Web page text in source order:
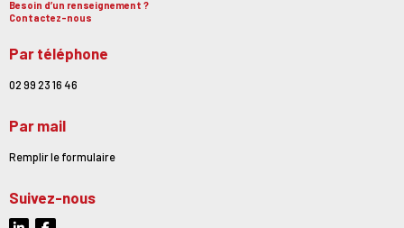
Besoin d’un renseignement ?
Contactez-nous
Par téléphone
02 99 23 16 46
Par mail
Remplir le formulaire
Suivez-nous